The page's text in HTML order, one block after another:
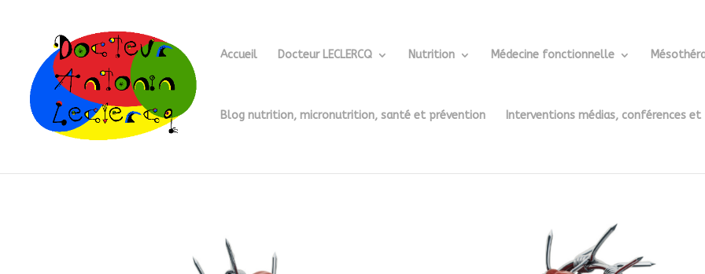
Accueil Docteur LECLERCQ Nutrition Médecine fonctionnelle
Blog nutrition, micronutrition, santé et prévention Interventions médias, conférences